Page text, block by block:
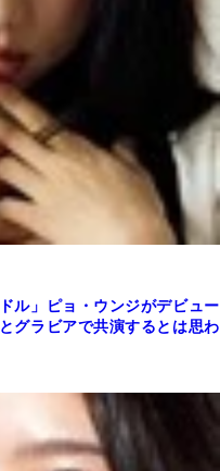
ル」ピョ・ウンジがデビュー
グラビアで共演するとは思わ